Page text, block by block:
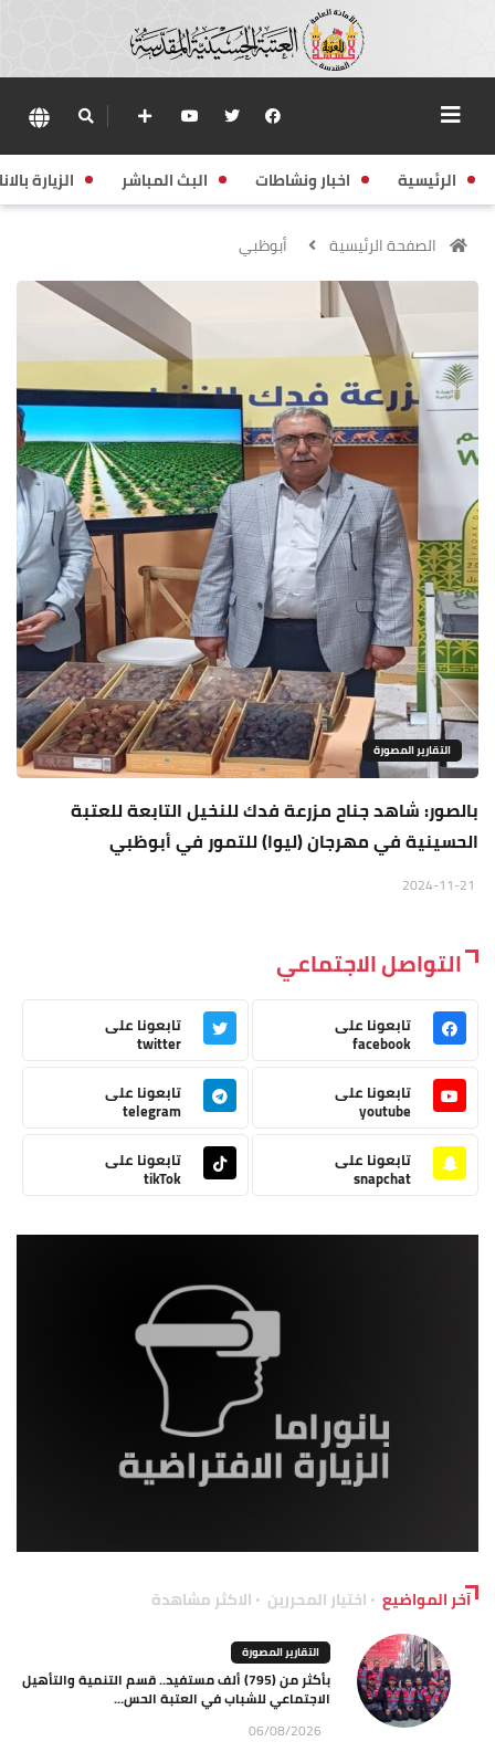
الرئيسية اخبار ونشاطات البث المباشر الزيارة
الصفحة الرئيسية أبوظبي
التقارير المصورة
بالصور: شاهد جناح مزرعة فدك للنخيل التابعة للعتبة
الحسينية في مهرجان (ليوا) للتمور في أبوظبي
التواصل الاجتماعي
تابعونا على
facebook
تابعونا على
twitter
تابعونا على
youtube
تابعونا على
telegram
تابعونا على
snapchat
تابعونا على
tikTok
آخر المواضيع اختيار المحررين الاكثر مشاهدة
التقارير المصورة
بأكثر من (795) ألف مستفيد.. قسم التنمية والتأهيل
الاجتماعي للشباب في العتبة الحس...
06/08/2026